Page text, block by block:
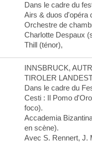
Dans le cadre du
Airs & duos d'opéra
Orchestre de
Charlotte Despaux
Thill (ténor),
INNSBRUCK,
TIROLER
Dans le cadre du
Cesti : Il Pomo
foco).
Accademia
en scène).
Avec S. Rennert, J.